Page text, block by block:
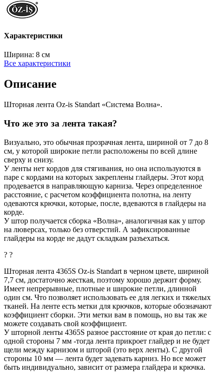
Характеристики
Ширина: 8 см
Все характеристики
Описание
Шторная лента Oz-is Standart «Система Волна».
Что же это за лента такая?
Визуально, это обычная прозрачная лента, шириной от 7 до 8
см, у которой широкие петли расположены по всей длине
сверху и снизу.
У ленты нет кордов для стягивания, но она используются в
паре с кордами на которых закреплены глайдеры. Этот корд
продевается в направляющую карниза. Через определенное
расстояние, с расчетом коэффициента полотна, на ленту
одеваются крючки, которые, после, вдеваются в глайдеры на
корде.
У штор получается сборка «Волна», аналогичная как у штор
на люверсах, только без отверстий. А зафиксированные
глайдеры на корде не дадут складкам разъехаться.
? ?
Шторная лента 4365S Oz-is Standart в черном цвете, шириной
7,7 см, достаточно жесткая, поэтому хорошо держит форму.
Имеет непрерывные, плотные и широкие петли, длинной
один см. Что позволяет использовать ее для легких и тяжелых
тканей. На ленте есть метки для крючков, которые обозначают
коэффициент сборки. Эти метки вам в помощь, но вы так же
можете создавать свой коэффициент.
У шторной ленты 4365S разное расстояние от края до петли: с
одной стороны 7 мм -тогда лента прикроет глайдер и не будет
щели между карнизом и шторой (это верх ленты). С другой
стороны 10 мм — лента будет задевать карниз. Но все может
быть индивидуально, зависит от размера глайдера и крючка.